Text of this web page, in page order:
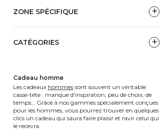
ZONE SPÉCIFIQUE
CATÉGORIES
cadeau homme
Les cadeaux hommes sont souvent un véritable
casse-tête : manque d'inspiration, peu de choix, de
temps… Grâce à nos gammes spécialement conçues
pour les hommes, vous pourrez trouver en quelques
clics un cadeau qui saura faire plaisir et ravir celui qui
le recevra.